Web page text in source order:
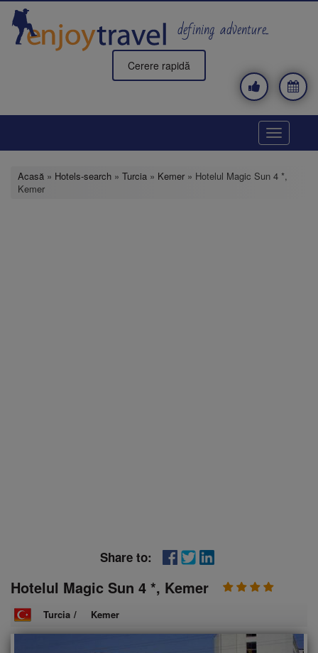
Mergi
conţinutul
principal
defining adventure..
Cerere rapidă
Toggle
Acasă » Hotels-search » Turcia » Kemer » Hotelul Magic Sun 4 *,
Kemer
Share to:
Hotelul Magic Sun 4 *, Kemer
Turcia / Kemer